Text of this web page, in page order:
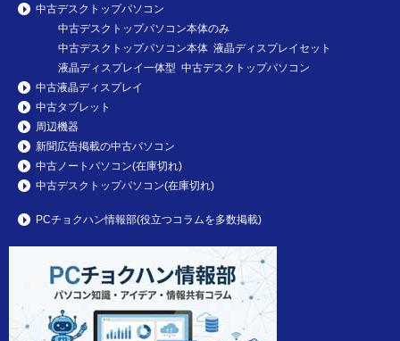
中古デスクトップパソコン
中古デスクトップパソコン本体のみ
中古デスクトップパソコン本体 液晶ディスプレイセット
液晶ディスプレイ一体型 中古デスクトップパソコン
中古液晶ディスプレイ
中古タブレット
周辺機器
新聞広告掲載の中古パソコン
中古ノートパソコン(在庫切れ)
中古デスクトップパソコン(在庫切れ)
PCチョクハン情報部(役立つコラムを多数掲載)